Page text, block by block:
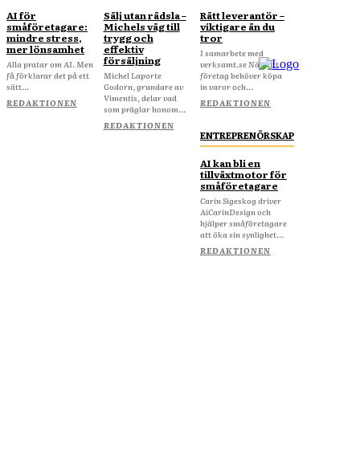
AI för
småföretagare:
mindre stress,
mer lönsamhet
Alla pratar om AI. Men
få förklarar det på ett
sätt...
REDAKTIONEN
Sälj utan rädsla –
Michels väg till
trygg och
effektiv
försäljning
Michel Laporte
Godorn, grundare av
Vimentis, delar vad
som präglar honom...
REDAKTIONEN
Rätt leverantör –
viktigare än du
tror
I samarbete med
verksamt.se När ditt
företag behöver köpa
in varor och...
REDAKTIONEN
ENTREPRENÖRSKAP
AI kan bli en
tillväxtmotor för
småföretagare
Carin Sigeskog driver
AiCarinDesign och
hjälper småföretagare
att öka sin synlighet...
REDAKTIONEN